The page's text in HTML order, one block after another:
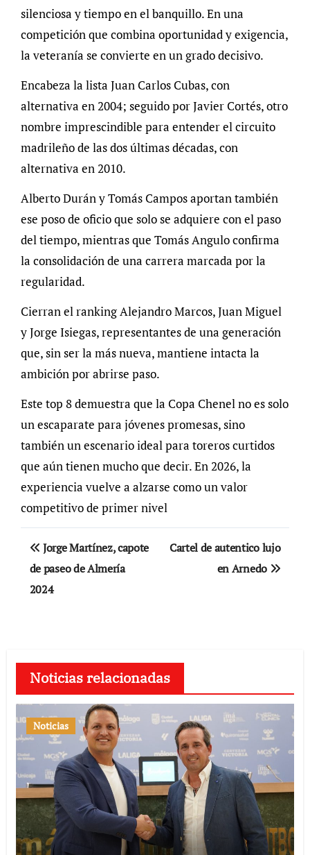
silenciosa y tiempo en el banquillo. En una
competición que combina oportunidad y exigencia,
la veteranía se convierte en un grado decisivo.
Encabeza la lista Juan Carlos Cubas, con
alternativa en 2004; seguido por Javier Cortés, otro
nombre imprescindible para entender el circuito
madrileño de las dos últimas décadas, con
alternativa en 2010.
Alberto Durán y Tomás Campos aportan también
ese poso de oficio que solo se adquiere con el paso
del tiempo, mientras que Tomás Angulo confirma
la consolidación de una carrera marcada por la
regularidad.
Cierran el ranking Alejandro Marcos, Juan Miguel
y Jorge Isiegas, representantes de una generación
que, sin ser la más nueva, mantiene intacta la
ambición por abrirse paso.
Este top 8 demuestra que la Copa Chenel no es solo
un escaparate para jóvenes promesas, sino
también un escenario ideal para toreros curtidos
que aún tienen mucho que decir. En 2026, la
experiencia vuelve a alzarse como un valor
competitivo de primer nivel
Navegación
de
entradas
Jorge Martínez, capote
de paseo de Almería
2024
Cartel de autentico lujo
en Arnedo
Noticias relacionadas
Noticias